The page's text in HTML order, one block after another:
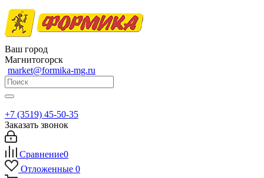
Ваш город
Магнитогорск
market@formika-mg.ru
+7 (3519) 45-50-35
Заказать звонок
Сравнение0
Отложенные 0